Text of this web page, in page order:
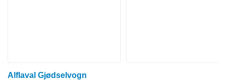
Alflaval Gjødselvogn